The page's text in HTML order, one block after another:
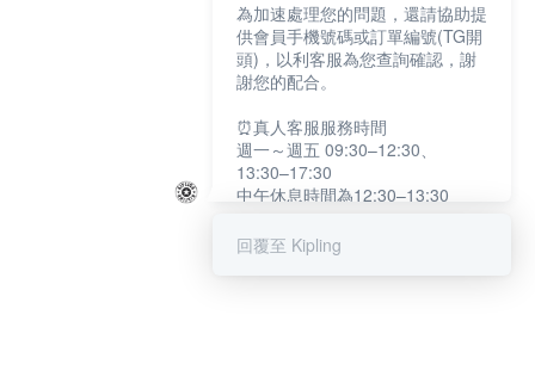
為加速處理您的問題，還請協助提
供會員手機號碼或訂單編號(TG開
頭)，以利客服為您查詢確認，謝
謝您的配合。
⏰真人客服服務時間
週一～週五 09:30–12:30、
13:30–17:30
中午休息時間為12:30–13:30
提醒您：系統會自動已讀訊息，如
回覆至 Kipling